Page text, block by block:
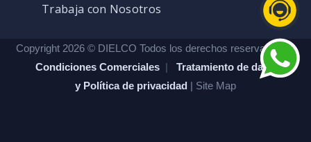
Trabaja con Nosotros
Copyright 2026 © DIELCO Todos los derechos reservados. |
Condiciones Comerciales | Tratamiento de datos
y Política de privacidad | Site Map